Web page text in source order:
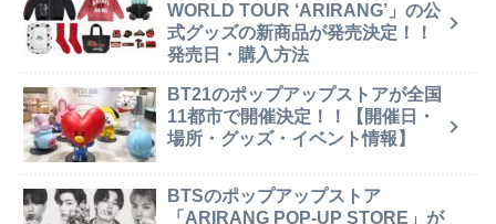
WORLD TOUR ‘ARIRANG’」の公
式グッズの新商品が発売決定！！
発売日・購入方法
BT21のポップアップストアが全国
11都市で開催決定！！【開催日・
場所・グッズ・イベント情報】
BTSのポップアップストア
「ARIRANG POP-UP STORE」が